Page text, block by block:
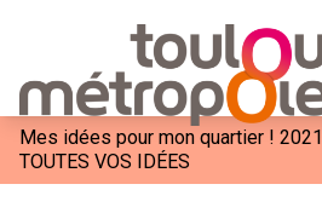
Mes idées pour mon quartier ! 2021
TOUTES VOS IDÉES